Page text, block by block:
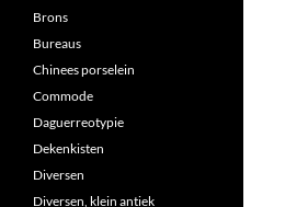
Brons
Bureaus
Chinees porselein
Commode
Daguerreotypie
Dekenkisten
Diversen
Diversen, klein antiek